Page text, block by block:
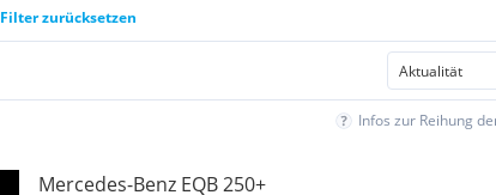
Filter zurücksetzen
Infos zur Reihung
Mercedes-Benz EQB 250+